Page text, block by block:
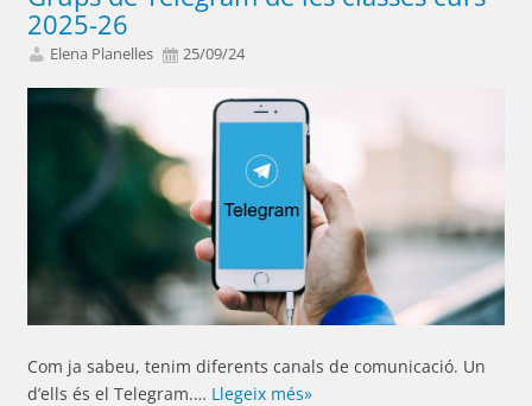
2025-26
Elena Planelles 25/09/24
Com ja sabeu, tenim diferents canals de comunicació. Un
d’ells és el Telegram.… Llegeix més»